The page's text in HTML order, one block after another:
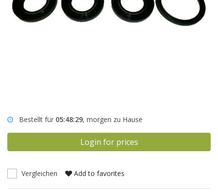
Bestellt für 05:48:29, morgen zu Hause
Login for prices
Vergleichen Add to favorites